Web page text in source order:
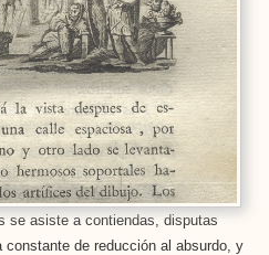
se asiste a contiendas, disputas
constante de reducción al absurdo, y